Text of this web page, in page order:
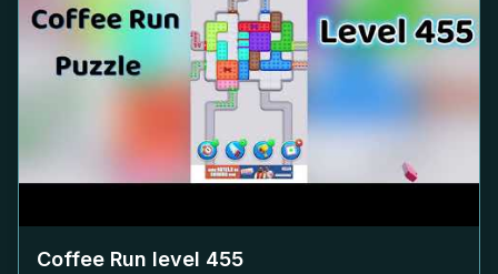
Coffee Run level 455